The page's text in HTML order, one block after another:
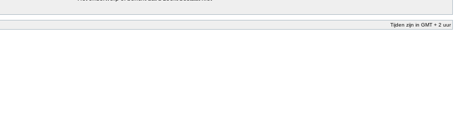
Tijden zijn in GMT + 2 uur